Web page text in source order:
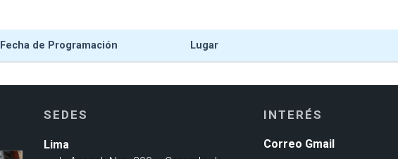
Fecha de Programación Lugar
SEDES
Lima
INTERÉS
Correo Gmail